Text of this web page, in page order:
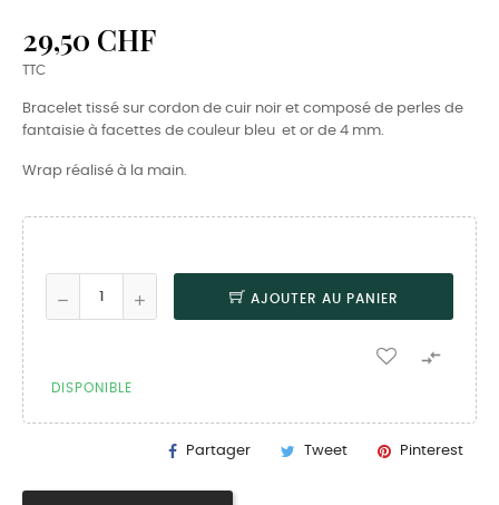
29,50 CHF
TTC
Bracelet tissé sur cordon de cuir noir et composé de perles de
fantaisie à facettes de couleur bleu et or de 4 mm.
Wrap réalisé à la main.
AJOUTER AU PANIER

DISPONIBLE
Partager Tweet Pinterest